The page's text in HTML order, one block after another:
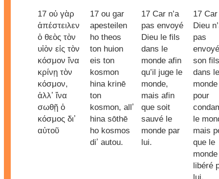
17 οὐ γὰρ
ἀπέστειλεν
ὁ θεὸς τὸν
υἱὸν εἰς τὸν
κόσμον ἵνα
κρίνῃ τὸν
κόσμον,
ἀλλʼ ἵνα
σωθῇ ὁ
κόσμος διʼ
αὐτοῦ
17 ou gar
apesteilen
ho theos
ton huion
eis ton
kosmon
hina krinē
ton
kosmon, allʼ
hina sōthē
ho kosmos
diʼ autou.
17 Car n’a
pas envoyé
Dieu le fils
dans le
monde afin
qu’il juge le
monde,
mais afin
que soit
sauvé le
monde par
lui.
17 Car
Dieu
pas
envoyé
son fils
dans le
monde
pour
le
mais
que le
libéré